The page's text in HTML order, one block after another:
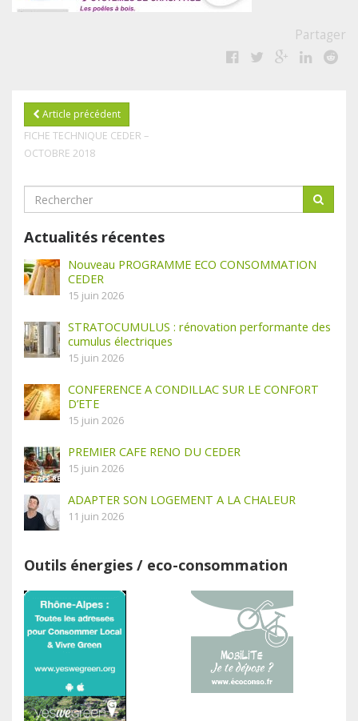
Partager
Article précédent
FICHE TECHNIQUE CEDER –
OCTOBRE 2018
Actualités récentes
Nouveau PROGRAMME ECO CONSOMMATION
CEDER
15 juin 2026
STRATOCUMULUS : rénovation performante des
cumulus électriques
15 juin 2026
CONFERENCE A CONDILLAC SUR LE CONFORT
D’ETE
15 juin 2026
PREMIER CAFE RENO DU CEDER
15 juin 2026
ADAPTER SON LOGEMENT A LA CHALEUR
11 juin 2026
Outils énergies / eco-consommation